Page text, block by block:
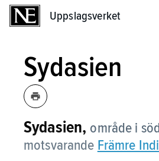
Uppslagsverket
Sydasien
Sydasien, område i
motsvarande Främre